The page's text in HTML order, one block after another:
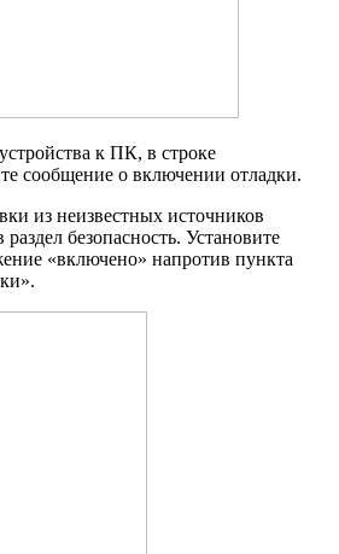
к ПК, в строке
сообщение о включении отладки.
из неизвестных источников
безопасность. Установите
«включено» напротив пункта